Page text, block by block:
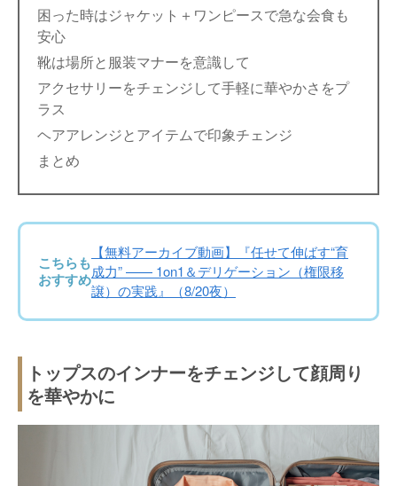
困った時はジャケット＋ワンピースで急な会食も
安心
靴は場所と服装マナーを意識して
アクセサリーをチェンジして手軽に華やかさをプ
ラス
ヘアアレンジとアイテムで印象チェンジ
まとめ
こちらも
おすすめ
【無料アーカイブ動画】『任せて伸ばす“育
成力” —— 1on1＆デリゲーション（権限移
譲）の実践』（8/20夜）
トップスのインナーをチェンジして顔周り
を華やかに